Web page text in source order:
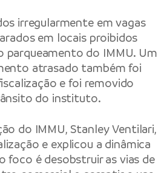
irregularmente em vagas
em locais proibidos
parqueamento do IMMU. Um
atrasado também foi
e foi removido
do instituto.
do IMMU, Stanley Ventilari,
e explicou a dinâmica
foco é desobstruir as vias de